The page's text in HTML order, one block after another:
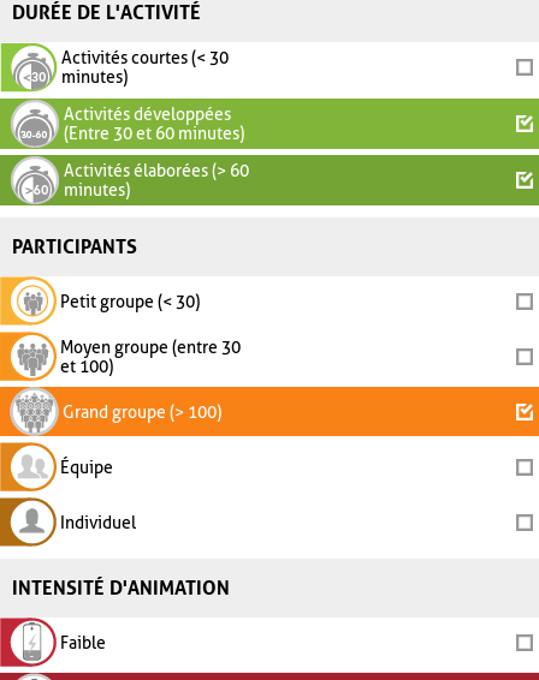
DURÉE DE L'ACTIVITÉ
Activités courtes (< 30
minutes)
Activités développées
(Entre 30 et 60 minutes)
Activités élaborées (> 60
minutes)
PARTICIPANTS
Petit groupe (< 30)
Moyen groupe (entre 30
et 100)
Grand groupe (> 100)
Équipe
Individuel
INTENSITÉ D'ANIMATION
Faible